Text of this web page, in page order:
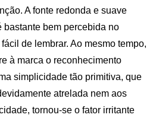
A fonte redonda e suave
bastante bem percebida no
de lembrar. Ao mesmo tempo,
à marca o reconhecimento
simplicidade tão primitiva, que
atrelada nem aos
tornou-se o fator irritante